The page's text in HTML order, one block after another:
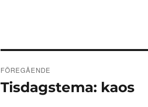
FÖREGÅENDE
Föregående
Tisdagstema: kaos